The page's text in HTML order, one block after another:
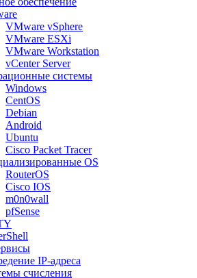
VMware vSphere
VMware ESXi
VMware Workstation
vCenter Server
системы
Windows
CentOS
Debian
Android
Ubuntu
Cisco Packet Tracer
OS
RouterOS
Cisco IOS
m0n0wall
pfSense
IP-адреса
счисления